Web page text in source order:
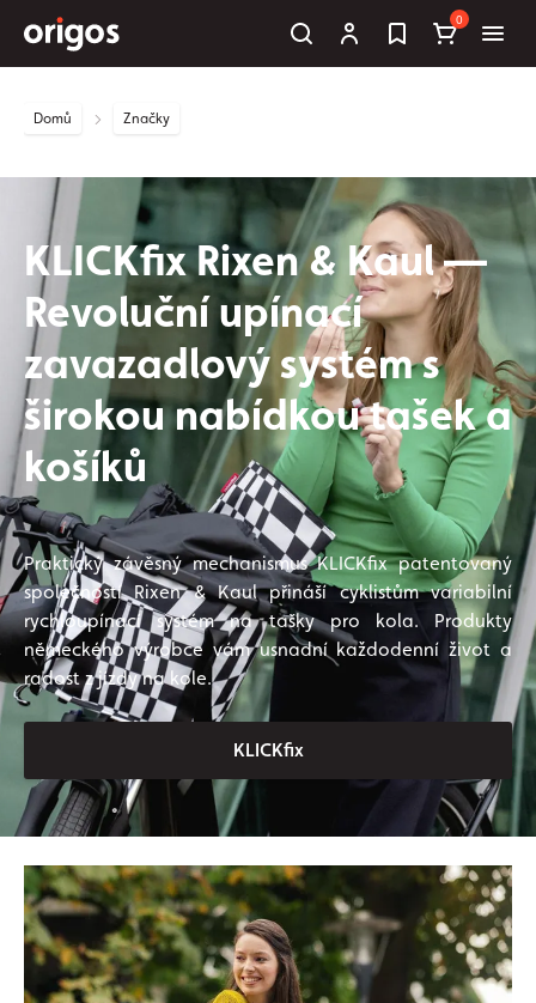
0
Domů Značky
KLICKfix Rixen & Kaul —
Revoluční upínací
zavazadlový systém s
širokou nabídkou tašek a
košíků
Praktický závěsný mechanismus KLICKfix patentovaný
společností Rixen & Kaul přináší cyklistům variabilní
rychloupínací systém na tašky pro kola. Produkty
německého výrobce vám usnadní každodenní život a
radost z jízdy na kole.
KLICKfix